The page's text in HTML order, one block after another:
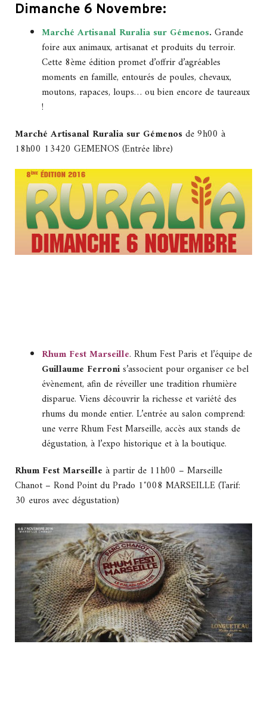
Dimanche 6 Novembre:
Marché Artisanal Ruralia sur Gémenos. Grande
foire aux animaux, artisanat et produits du terroir.
Cette 8ème édition promet d’offrir d’agréables
moments en famille, entourés de poules, chevaux,
moutons, rapaces, loups… ou bien encore de taureaux
!
Marché Artisanal Ruralia sur Gémenosde 9h00 à
18h00 13420 GEMENOS (Entrée libre)
Rhum Fest Marseille. Rhum Fest Paris et l’équipe de
Guillaume Ferronis’associent pour organiser ce bel
évènement, afin de réveiller une tradition rhumière
disparue. Viens découvrir la richesse et variété des
rhums du monde entier. L’entrée au salon comprend:
une verre Rhum Fest Marseille, accès aux stands de
dégustation, à l’expo historique et à la boutique.
Rhum Fest Marseille à partir de 11h00 – Marseille
Chanot – Rond Point du Prado 1″008 MARSEILLE (Tarif:
30 euros avec dégustation)